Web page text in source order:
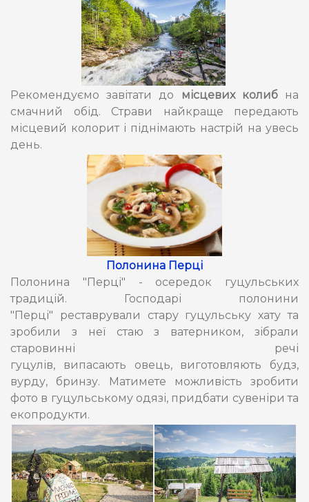
Рекомендуємо завітати до місцевих колибна
смачний обід. Страви найкраще передають
місцевий колорит і піднімають настрій на увесь
день.
Полонина Перці
Полонина "Перці" - осередок гуцульських
традицій. Господарі полонини
"Перці" реставрували стару гуцульську хату та
зробили з неї стаю з ватерником, зібрали
старовинні речі
гуцулів, випасають овець, виготовляють будз,
вурду, бринзу. Матимете можливість зробити
фото в гуцульському одязі, придбати сувеніри та
екопродукти.